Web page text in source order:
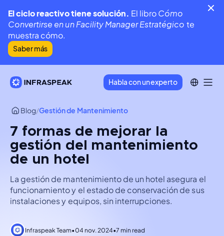
El ciclo reactivo tiene solución. El libroCómo
Convertirse en un Facility Manager Estratégico te
muestra cómo.
Saber más
Habla con un experto
Blog/Gestión de Mantenimiento
7 formas de mejorar la
gestión del mantenimiento
de un hotel
La gestión de mantenimiento de un hotel asegura el
funcionamiento y el estado de conservación de sus
instalaciones y equipos, sin interrupciones.
Infraspeak Team•04 nov. 2024•7 min read